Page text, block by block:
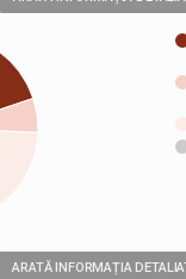
ARATĂ INFORMAȚIA